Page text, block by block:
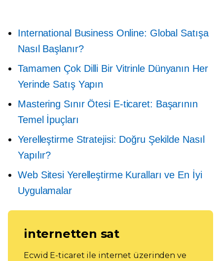
International Business Online: Global Satışa
Nasıl Başlanır?
Tamamen Çok Dilli Bir Vitrinle Dünyanın Her
Yerinde Satış Yapın
Mastering Sınır ÖtesiE-ticaret: Başarının
Temel İpuçları
Yerelleştirme Stratejisi: Doğru Şekilde Nasıl
Yapılır?
Web Sitesi Yerelleştirme Kuralları ve En İyi
Uygulamalar
internetten sat
Ecwid E-ticaret ile internet üzerinden ve